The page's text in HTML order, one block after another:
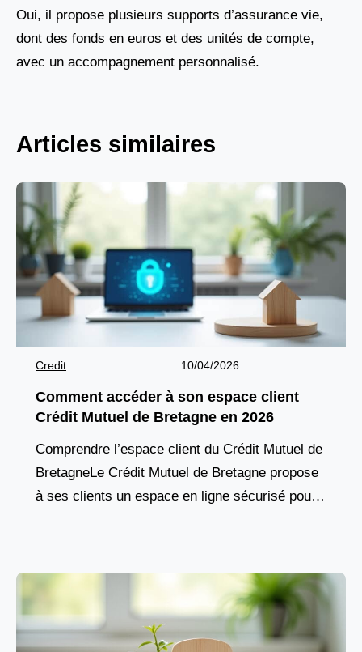
Oui, il propose plusieurs supports d’assurance vie,
dont des fonds en euros et des unités de compte,
avec un accompagnement personnalisé.
Articles similaires
Credit 10/04/2026
Comment accéder à son espace client
Crédit Mutuel de Bretagne en 2026
Comprendre l’espace client du Crédit Mutuel de
BretagneLe Crédit Mutuel de Bretagne propose
à ses clients un espace en ligne sécurisé pour